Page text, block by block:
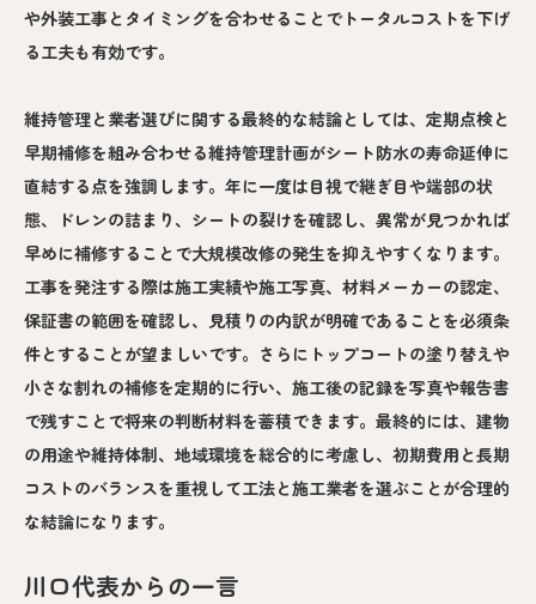
や外装工事とタイミングを合わせることでトータルコストを下げ
る工夫も有効です。
維持管理と業者選びに関する最終的な結論としては、定期点検と
早期補修を組み合わせる維持管理計画がシート防水の寿命延伸に
直結する点を強調します。年に一度は目視で継ぎ目や端部の状
態、ドレンの詰まり、シートの裂けを確認し、異常が見つかれば
早めに補修することで大規模改修の発生を抑えやすくなります。
工事を発注する際は施工実績や施工写真、材料メーカーの認定、
保証書の範囲を確認し、見積りの内訳が明確であることを必須条
件とすることが望ましいです。さらにトップコートの塗り替えや
小さな割れの補修を定期的に行い、施工後の記録を写真や報告書
で残すことで将来の判断材料を蓄積できます。最終的には、建物
の用途や維持体制、地域環境を総合的に考慮し、初期費用と長期
コストのバランスを重視して工法と施工業者を選ぶことが合理的
な結論になります。
川口代表からの一言